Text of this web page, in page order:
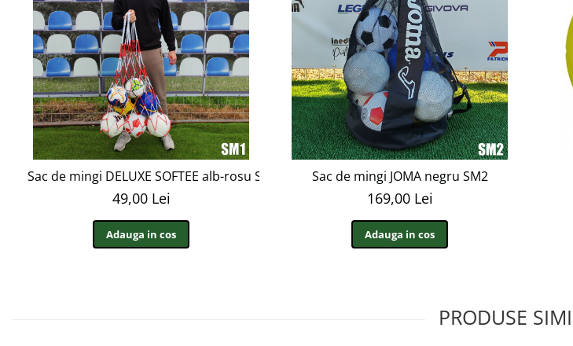
Sac de mingi DELUXE SOFTEE alb-rosu SM1
49,00 Lei
Adauga in cos
Sac de mingi JOMA negru SM2
169,00 Lei
Adauga in cos
PRODUSE